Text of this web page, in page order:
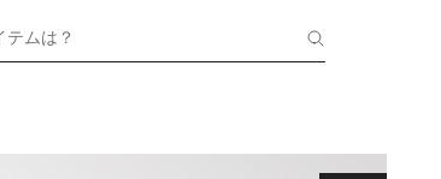
テムは？